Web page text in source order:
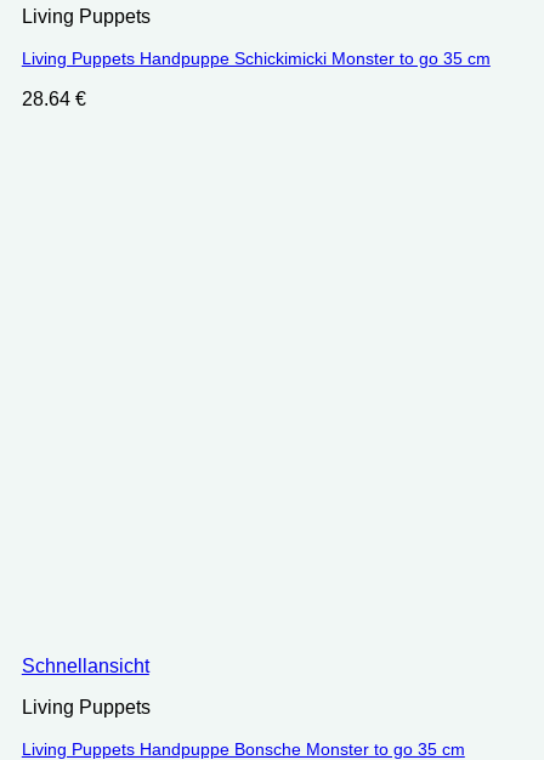
Living Puppets
Living Puppets Handpuppe Schickimicki Monster to go 35 cm
28.64 €
Schnellansicht
Living Puppets
Living Puppets Handpuppe Bonsche Monster to go 35 cm